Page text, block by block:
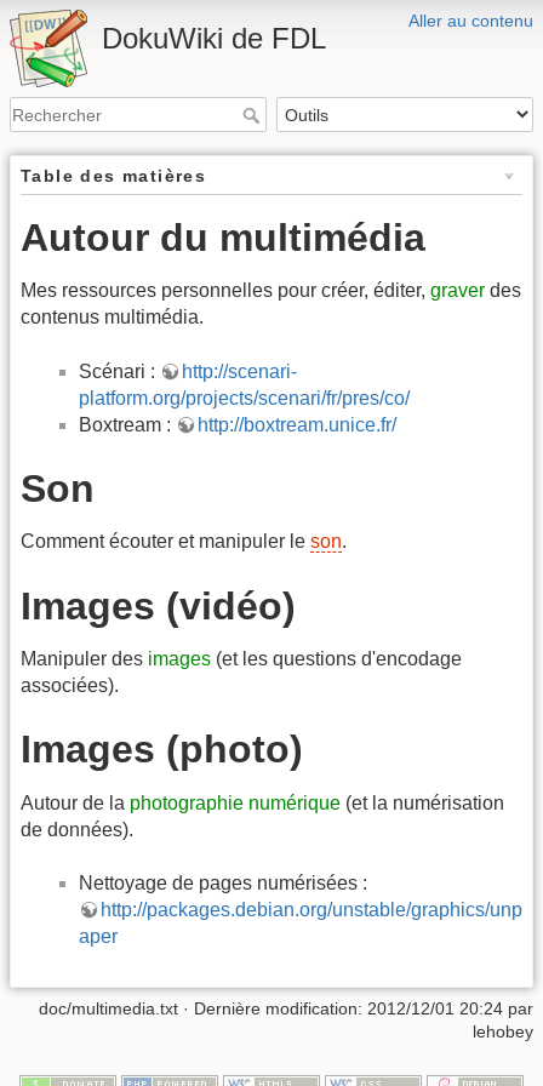
Aller au contenu
DokuWiki de FDL
Table des matières
Autour du multimédia
Mes ressources personnelles pour créer, éditer, graver des
contenus multimédia.
Scénari :
http://scenari-
platform.org/projects/scenari/fr/pres/co/
Boxtream :
http://boxtream.unice.fr/
Son
Comment écouter et manipuler le son.
Images (vidéo)
Manipuler des images (et les questions d'encodage
associées).
Images (photo)
Autour de la photographie numérique (et la numérisation
de données).
Nettoyage de pages numérisées :
http://packages.debian.org/unstable/graphics/unp
aper
doc/multimedia.txt · Dernière modification: 2012/12/01 20:24 par
lehobey